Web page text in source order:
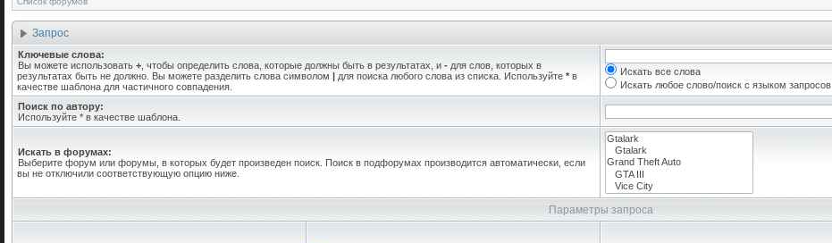
Запрос
Ключевые слова:
Вы можете использовать + , чтобы определить слова, которые должны быть в результатах, и - для слов, которых в
результатах быть не должно. Вы можете разделить слова символом | для поиска любого слова из списка. Используйте *в
качестве шаблона для частичного совпадения.
Искать все слова
Искать любое слово/поиск с языком запросов
Поиск по автору:
Используйте * в качестве шаблона.
Искать в форумах:
Выберите форум или форумы, в которых будет произведен поиск. Поиск в подфорумах производится автоматически, если
вы не отключили соответствующую опцию ниже.
Параметры запроса